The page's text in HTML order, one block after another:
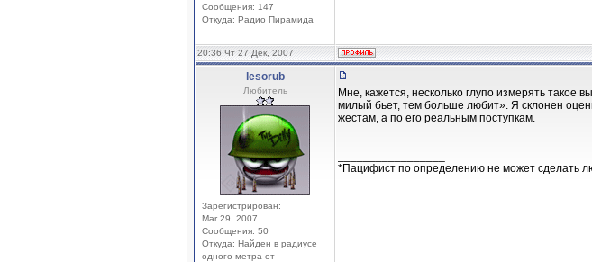
Сообщения: 147
Откуда: Радио Пирамида
20:36 Чт 27 Дек, 2007
lesorub
Любитель
Зарегистрирован:
Mar 29, 2007
Сообщения: 50
Откуда: Найден в радиусе
одного метра от
Мне, кажется, несколько глупо измерять такое
милый бьет, тем больше любит». Я склонен
жестам, а по его реальным поступкам.
*Пацифист по определению не может сделать